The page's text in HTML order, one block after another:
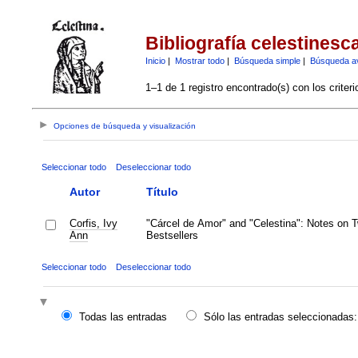
Bibliografía
Inicio| Mostrar todo| Búsqueda simple| Búsqueda
1–1 de 1 registro encontrado(s) con los
Opciones de búsqueda y visualización
Seleccionar todo Deseleccionar todo
Autor Título
Corfis, Ivy
Ann
"Cárcel de Amor" and "Celestina": Notes on
Bestsellers
Seleccionar todo Deseleccionar todo
Todas las entradas
Sólo las entradas seleccionadas: